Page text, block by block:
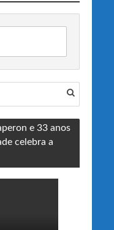
e 33 anos
celebra a